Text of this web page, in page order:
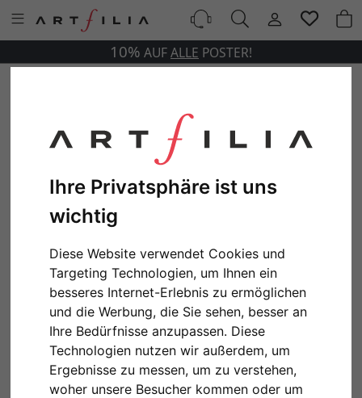
Ihre Privatsphäre ist uns
wichtig
Diese Website verwendet Cookies und
Targeting Technologien, um Ihnen ein
besseres Internet-Erlebnis zu ermöglichen
und die Werbung, die Sie sehen, besser an
Ihre Bedürfnisse anzupassen. Diese
Technologien nutzen wir außerdem, um
Ergebnisse zu messen, um zu verstehen,
woher unsere Besucher kommen oder um
10% AUFALLE POSTER!